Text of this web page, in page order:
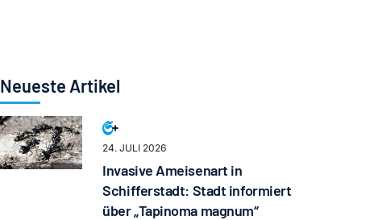
Neueste Artikel
24. JULI 2026
Invasive Ameisenart in
Schifferstadt: Stadt informiert
über „Tapinoma magnum“